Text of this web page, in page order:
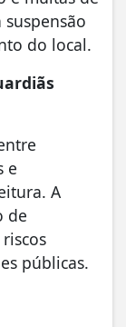
do local.
e
A
de
públicas.